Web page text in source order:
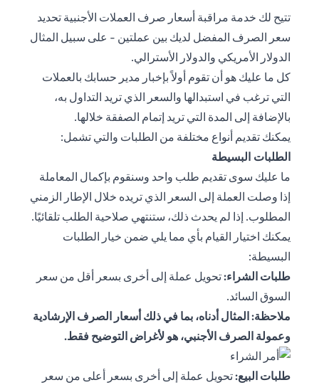
تتيح لك خدمة مراقبة أسعار صرف العملات الأجنبية تحديد
سعر الصرف المفضل لديك بين عملتين - على سبيل المثال
الدولار الأمريكي والدولار الأسترالي.
كل ما عليك هو أن تقوم أولاً بإخبار مدير حسابك بالعملات
التي ترغب في استبدالها والسعر الذي تريد التداول به،
بالإضافة إلى المدة التي تريد إتمام الصفقة خلالها.
يمكنك تقديم أنواع مختلفة من الطلبات والتي تشمل:
الطلبات البسيطة
ما عليك سوى تقديم طلب واحد وسنقوم بإكمال المعاملة
إذا وصلت العملة إلى السعر الذي تريده خلال الإطار الزمني
المطلوب. إذا لم يحدث ذلك، ستنتهي صلاحية الطلب تلقائيًا.
يمكنك اختيار القيام بأي مما يلي ضمن خيار الطلبات
البسيطة:
طلبات الشراء:تحويل عملة إلى أخرى بسعر أقل من سعر
السوق السائد.
ملاحظة: المثال أدناه، بما في ذلك أسعار الصرف الإرشادية
وعمولة الصرف الأجنبي، هو لأغراض التوضيح فقط.
طلبات البيع:تحويل عملة إلى أخرى بسعر أعلى من سعر